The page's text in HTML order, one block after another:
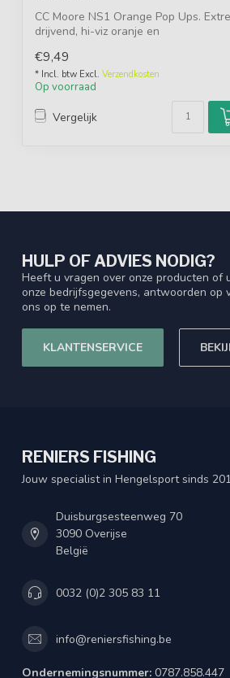
CC Moore NS1 Orange Pop Ups.
drijvend, hi-viz oranje en
€9,49
* Incl. btw Excl. Verzendkosten
Op voorraad
Vergelijk
HULP OF ADVIES NODIG?
Heeft u vragen over onze producten of
onze bedrijfsgegevens, antwoorden
ons op te nemen.
KLANTENSERVICE
RENIERS FISHING
Jouw specialist in Hengelsport sinds
Duisburgsesteenweg 70
3090 Overijse
België
0032 (0)2 305 83 11
info@reniersfishing.be
Ondernemingsnummer: 0787.858.447